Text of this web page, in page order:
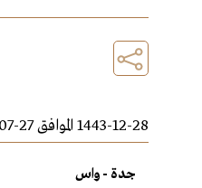
1443-12-28 الموافق 27-07-2022
جدة - واس